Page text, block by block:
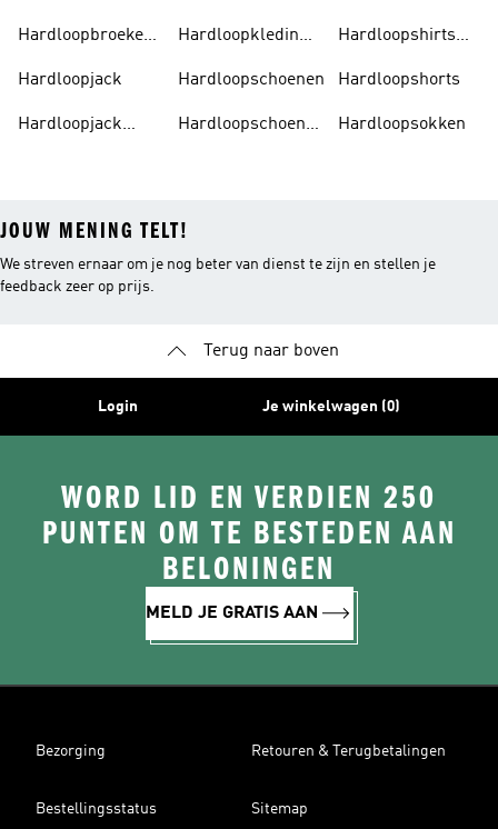
Hardloopbroeken
Hardloopjack
Hardloopjack
Hardloopkleding
Hardloopschoenen
Hardloopschoenen
Hardloopshirts
Hardloopshorts
Hardloopsokken
JOUW MENING TELT!
We streven ernaar om je nog beter van dienst te zijn en stellen je
feedback zeer op prijs.
Terug naar boven
Login Je winkelwagen (0)
WORD LID EN VERDIEN 250
PUNTEN OM TE BESTEDEN AAN
BELONINGEN
MELD JE GRATIS AAN
Bezorging Retouren & Terugbetalingen
Bestellingsstatus Sitemap